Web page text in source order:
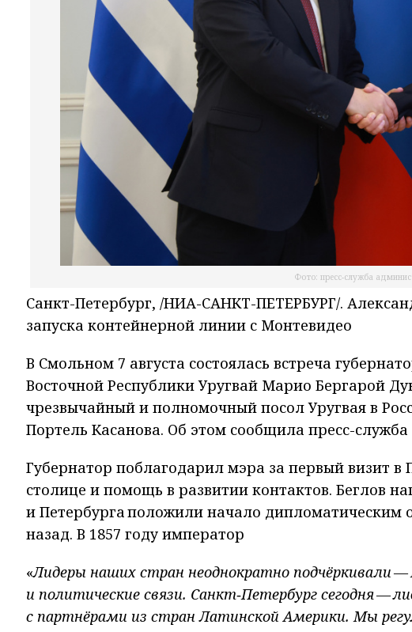
Фото: пресс-служба
Санкт-Петербург, /НИА-САНКТ-ПЕТЕРБУРГ/.
запуска контейнерной линии с Монтевидео
В Смольном 7 августа состоялась встреча
Восточной Республики Уругвай Марио Бергарой
чрезвычайный и полномочный посол Уругвая в
Портель Касанова. Об этом сообщила пресс-
Губернатор поблагодарил мэра за первый визит
столице и помощь в развитии контактов. Беглов
и Петербурга положили начало дипломатическим
назад. В 1857 году император
«Лидеры наших стран неоднократно подчёркивали
и политические связи. Санкт‑Петербург сегодня —
с партнёрами из стран Латинской Америки. Мы